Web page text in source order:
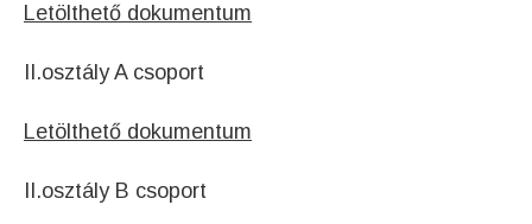
Letölthető dokumentum
II.osztály A csoport
Letölthető dokumentum
II.osztály B csoport